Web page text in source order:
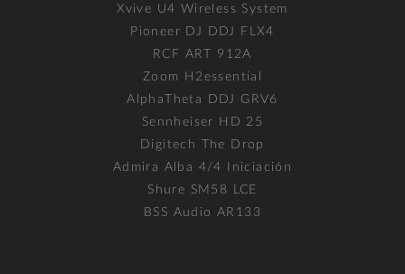
Xvive U4 Wireless System
Pioneer DJ DDJ FLX4
RCF ART 912A
Zoom H2essential
AlphaTheta DDJ GRV6
Sennheiser HD 25
Digitech The Drop
Admira Alba 4/4 Iniciación
Shure SM58 LCE
BSS Audio AR133